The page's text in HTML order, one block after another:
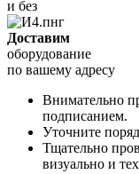
и без
Доставим
оборудование
по вашему адресу
Внимательно
подписанием.
Уточните
Тщательно
визуально и